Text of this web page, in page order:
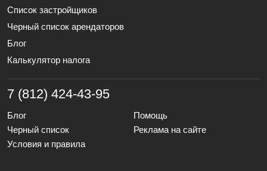
Список застройщиков
Черный список арендаторов
Блог
Калькулятор налога
7 (812) 424-43-95
Блог
Помощь
Черный список
Реклама на сайте
Условия и правила